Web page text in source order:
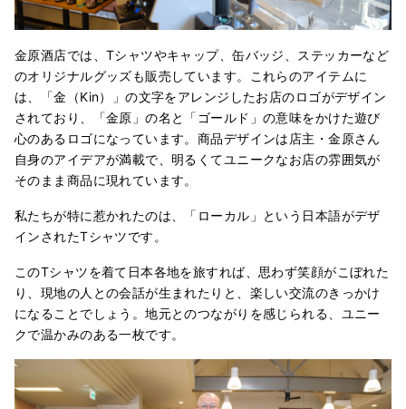
金原酒店では、Tシャツやキャップ、缶バッジ、ステッカーなど
のオリジナルグッズも販売しています。これらのアイテムに
は、「金（Kin）」の文字をアレンジしたお店のロゴがデザイン
されており、「金原」の名と「ゴールド」の意味をかけた遊び
心のあるロゴになっています。商品デザインは店主・金原さん
自身のアイデアが満載で、明るくてユニークなお店の雰囲気が
そのまま商品に現れています。
私たちが特に惹かれたのは、「ローカル」という日本語がデザ
インされたTシャツです。
このTシャツを着て日本各地を旅すれば、思わず笑顔がこぼれた
り、現地の人との会話が生まれたりと、楽しい交流のきっかけ
になることでしょう。地元とのつながりを感じられる、ユニー
クで温かみのある一枚です。